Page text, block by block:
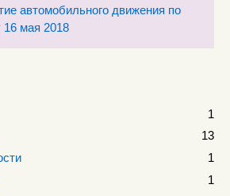
автомобильного движения по
мая 2018
1
13
1
1